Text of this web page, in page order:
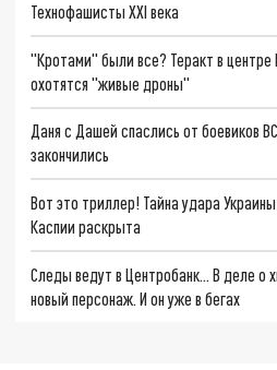
Технофашисты XXI века
"Кротами" были все? Теракт в центре
охотятся "живые дроны"
Даня с Дашей спаслись от боевиков
закончились
Вот это триллер! Тайна удара
Каспии раскрыта
Следы ведут в Центробанк… В деле о
новый персонаж. И он уже в бегах